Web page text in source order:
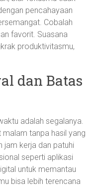
pencahayaan
Cobalah
favorit. Suasana
produktivitasmu,
dan Batas
adalah segalanya.
malam tanpa hasil yang
jam kerja dan patuhi
seperti aplikasi
untuk memantau
bisa lebih terencana